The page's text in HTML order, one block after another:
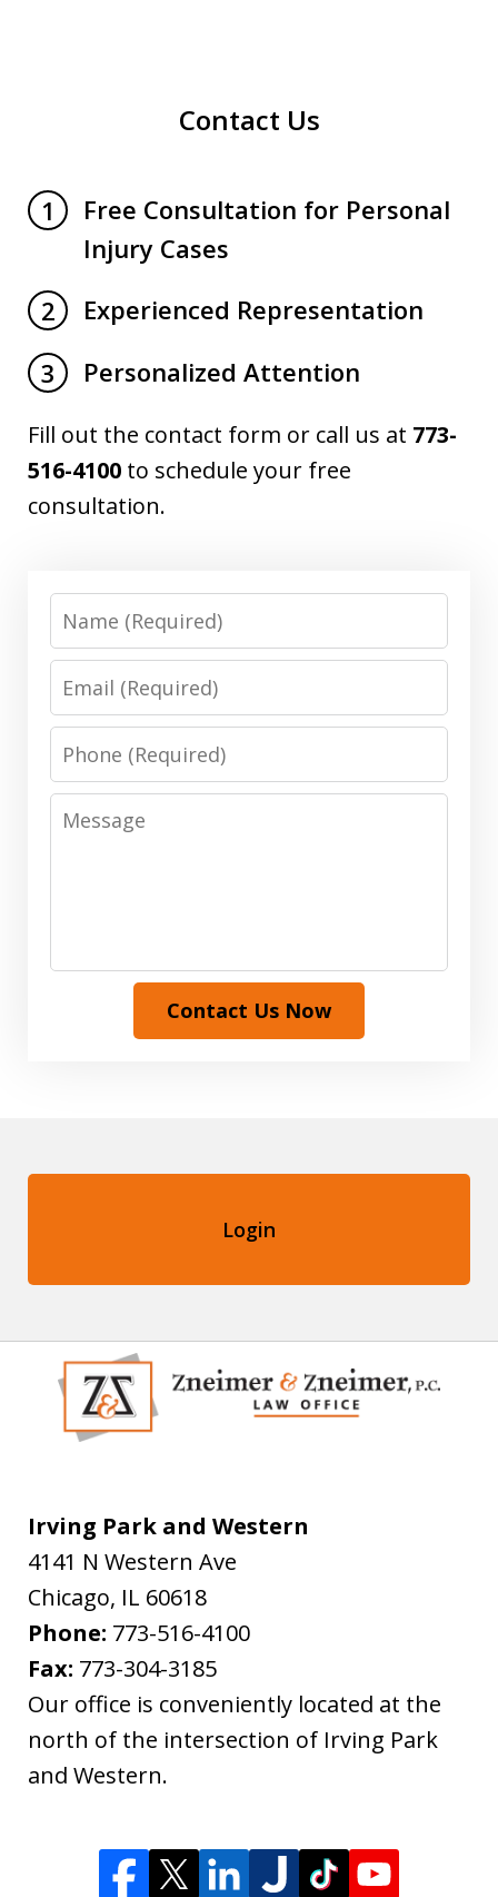
Contact Us
1
Free Consultation for Personal
Injury Cases
2
Experienced Representation
3
Personalized Attention
Fill out the contact form or call us at 773-
516-4100 to schedule your free
consultation.
Name
Email
Phone
Message
Contact Us Now
Login
Irving Park and Western
4141 N Western Ave
Chicago, IL 60618
Phone: 773-516-4100
Fax: 773-304-3185
Our office is conveniently located at the
north of the intersection of Irving Park
and Western.